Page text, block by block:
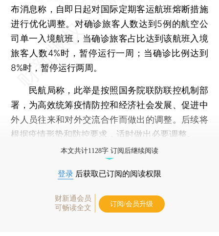
布消息称，自即日起对国际定期客运航班熔断措施
进行优化调整。对确诊旅客人数达到5例的航空公
司单一入境航班，当确诊旅客占比达到该航班入境
旅客人数4%时，暂停运行一周；当确诊比例达到
8%时，暂停运行两周。
民航局称，此举是按照国务院联防联控机制部
署，为高效统筹疫情防控和经济社会发展、促进中
外人员往来和对外交流合作而做出的调整。后续将
根据疫情形势和防控要求，适时做出必要调整。
本文共计1128字 订阅后继续阅读
登录 后获取已订阅的阅读权限
财新通会员
可畅读全文
订阅/会员升级